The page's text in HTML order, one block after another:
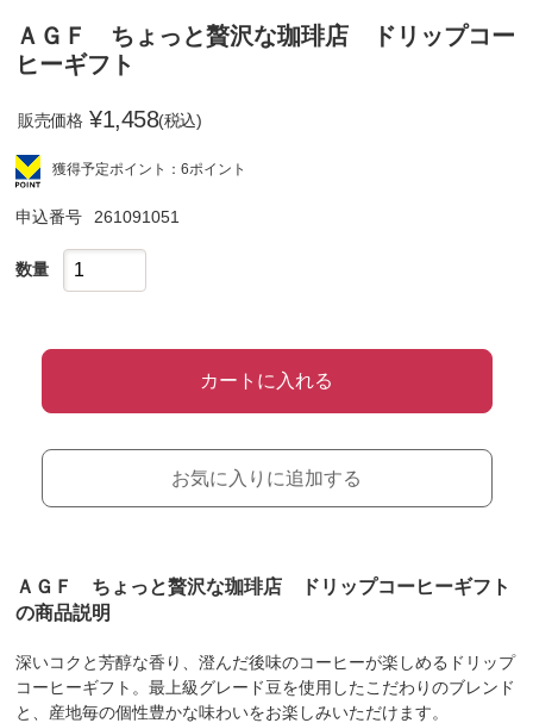
ＡＧＦ ちょっと贅沢な珈琲店 ドリップコー
ヒーギフト
販売価格 ¥1,458(税込)
獲得予定ポイント：6ポイント
申込番号 261091051
数量
カートに入れる
お気に入りに追加する
ＡＧＦ ちょっと贅沢な珈琲店 ドリップコーヒーギフト
の商品説明
深いコクと芳醇な香り、澄んだ後味のコーヒーが楽しめるドリップ
コーヒーギフト。最上級グレード豆を使用したこだわりのブレンド
と、産地毎の個性豊かな味わいをお楽しみいただけます。